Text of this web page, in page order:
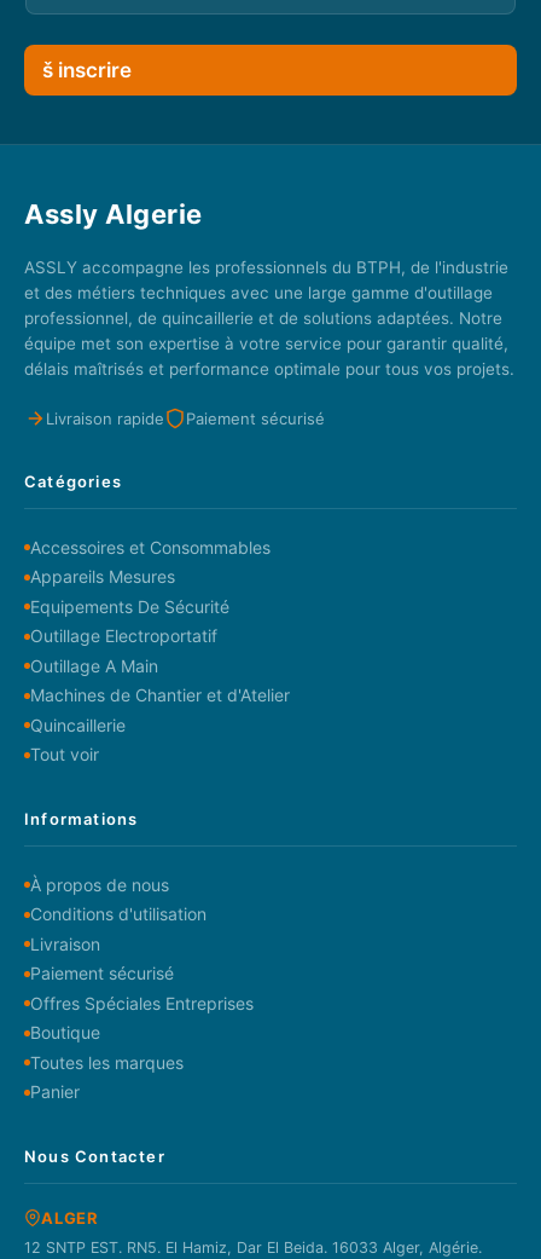
š inscrire
Assly Algerie
ASSLY accompagne les professionnels du BTPH, de l'industrie
et des métiers techniques avec une large gamme d'outillage
professionnel, de quincaillerie et de solutions adaptées. Notre
équipe met son expertise à votre service pour garantir qualité,
délais maîtrisés et performance optimale pour tous vos projets.
Livraison rapide Paiement sécurisé
Catégories
Accessoires et Consommables
Appareils Mesures
Equipements De Sécurité
Outillage Electroportatif
Outillage A Main
Machines de Chantier et d'Atelier
Quincaillerie
Tout voir
Informations
À propos de nous
Conditions d'utilisation
Livraison
Paiement sécurisé
Offres Spéciales Entreprises
Boutique
Toutes les marques
Panier
Nous Contacter
ALGER
12 SNTP EST. RN5. El Hamiz, Dar El Beida. 16033 Alger, Algérie.